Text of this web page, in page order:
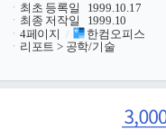
ㆍ 최초 등록일
1999.10.17
ㆍ 최종 저작일
1999.10
ㆍ 4페이지 /
한컴오피스
ㆍ 리포트 > 공학/기술